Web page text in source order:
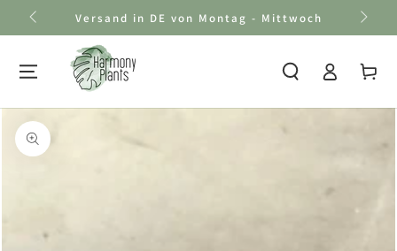
Zum Inhalt
springenVersand in DE von Montag - Mittwoch
Einloggen
Zu den
Produktinformationen
springen